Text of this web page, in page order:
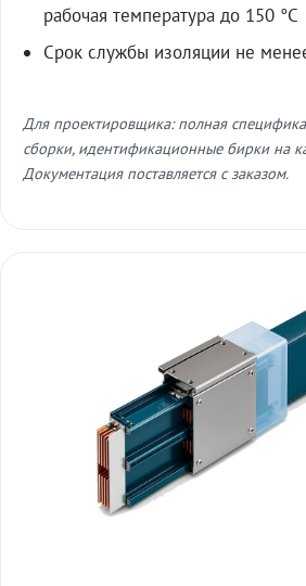
рабочая температура до 150 °C
Срок службы изоляции не
Для проектировщика: полная
сборки, идентификационные бирки на
Документация поставляется с заказом.